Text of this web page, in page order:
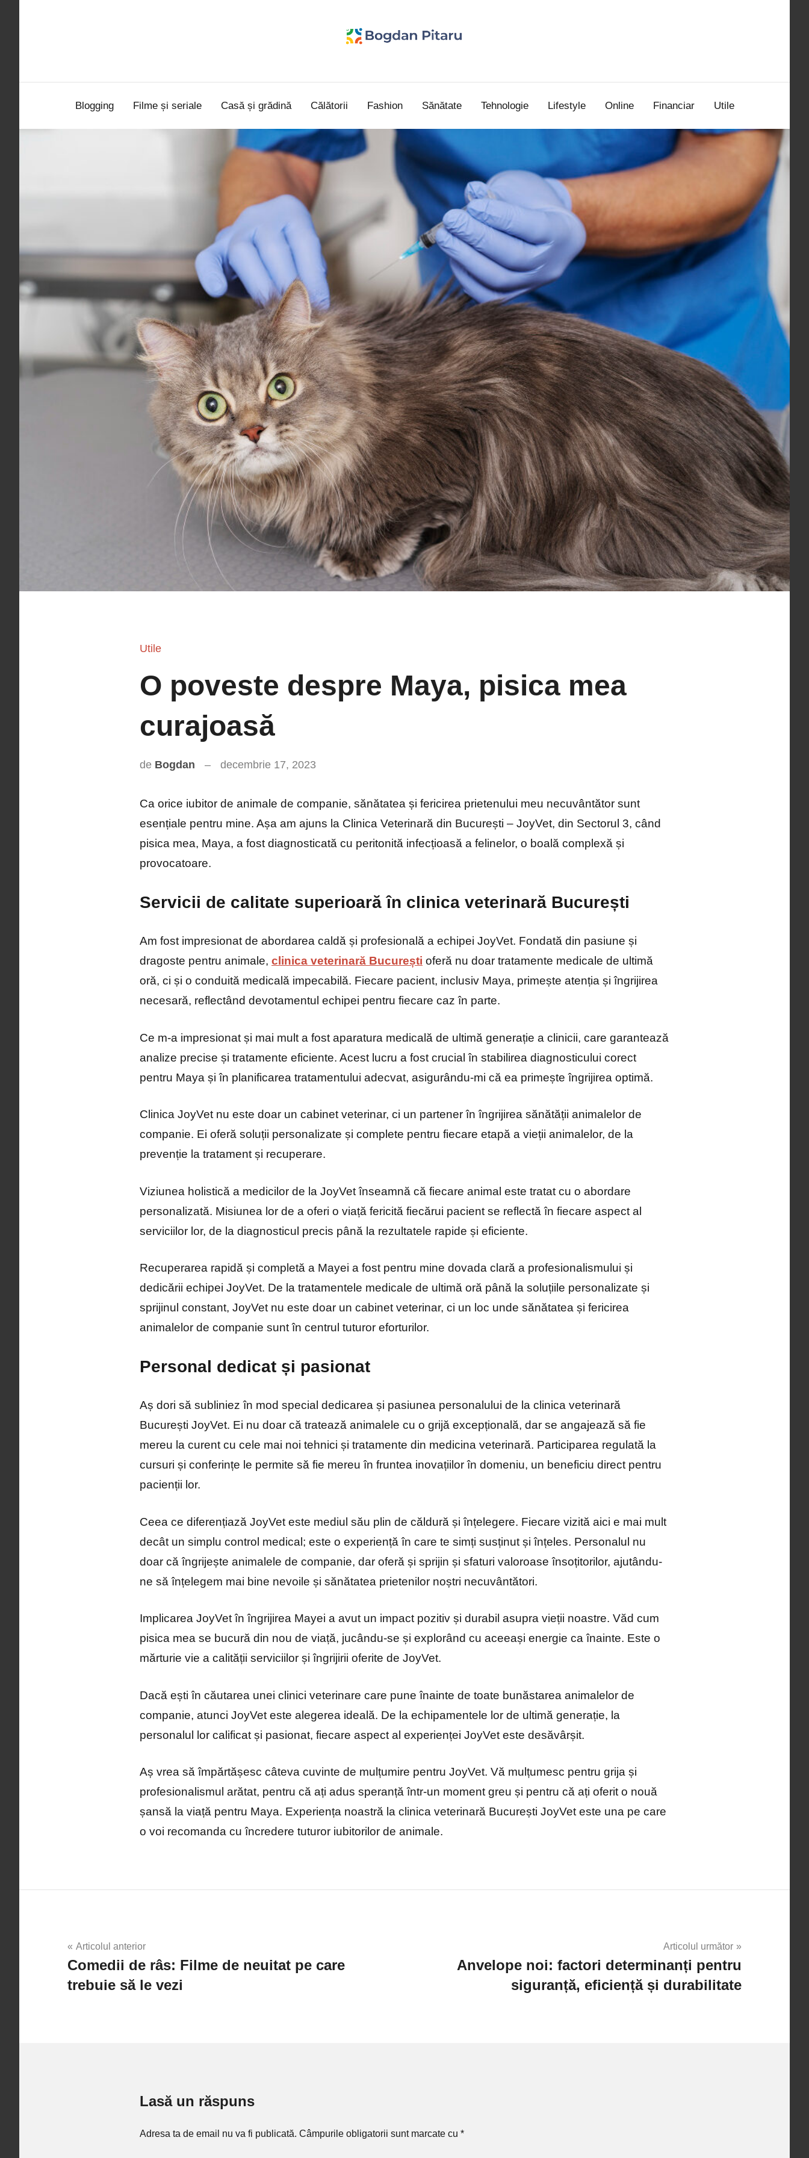
Pitaru
personal
Blogging
Filme și seriale Casă și grădină Călătorii Fashion Sănătate Tehnologie Lifestyle Online Financiar Utile
Utile
O poveste despre Maya, pisica mea
curajoasă
de Bogdan decembrie 17, 2023
Ca orice iubitor de animale de companie, sănătatea și fericirea prietenului meu necuvântător sunt
esențiale pentru mine. Așa am ajuns la Clinica Veterinară din București – JoyVet, din Sectorul 3, când
pisica mea, Maya, a fost diagnosticată cu peritonită infecțioasă a felinelor, o boală complexă și
provocatoare.
Servicii de calitate superioară în clinica veterinară București
Am fost impresionat de abordarea caldă și profesională a echipei JoyVet. Fondată din pasiune și
dragoste pentru animale, clinica veterinară București oferă nu doar tratamente medicale de ultimă
oră, ci și o conduită medicală impecabilă. Fiecare pacient, inclusiv Maya, primește atenția și îngrijirea
necesară, reflectând devotamentul echipei pentru fiecare caz în parte.
Ce m-a impresionat și mai mult a fost aparatura medicală de ultimă generație a clinicii, care garantează
analize precise și tratamente eficiente. Acest lucru a fost crucial în stabilirea diagnosticului corect
pentru Maya și în planificarea tratamentului adecvat, asigurându-mi că ea primește îngrijirea optimă.
Clinica JoyVet nu este doar un cabinet veterinar, ci un partener în îngrijirea sănătății animalelor de
companie. Ei oferă soluții personalizate și complete pentru fiecare etapă a vieții animalelor, de la
prevenție la tratament și recuperare.
Viziunea holistică a medicilor de la JoyVet înseamnă că fiecare animal este tratat cu o abordare
personalizată. Misiunea lor de a oferi o viață fericită fiecărui pacient se reflectă în fiecare aspect al
serviciilor lor, de la diagnosticul precis până la rezultatele rapide și eficiente.
Recuperarea rapidă și completă a Mayei a fost pentru mine dovada clară a profesionalismului și
dedicării echipei JoyVet. De la tratamentele medicale de ultimă oră până la soluțiile personalizate și
sprijinul constant, JoyVet nu este doar un cabinet veterinar, ci un loc unde sănătatea și fericirea
animalelor de companie sunt în centrul tuturor eforturilor.
Personal dedicat și pasionat
Aș dori să subliniez în mod special dedicarea și pasiunea personalului de la clinica veterinară
București JoyVet. Ei nu doar că tratează animalele cu o grijă excepțională, dar se angajează să fie
mereu la curent cu cele mai noi tehnici și tratamente din medicina veterinară. Participarea regulată la
cursuri și conferințe le permite să fie mereu în fruntea inovațiilor în domeniu, un beneficiu direct pentru
pacienții lor.
Ceea ce diferențiază JoyVet este mediul său plin de căldură și înțelegere. Fiecare vizită aici e mai mult
decât un simplu control medical; este o experiență în care te simți susținut și înțeles. Personalul nu
doar că îngrijește animalele de companie, dar oferă și sprijin și sfaturi valoroase însoțitorilor, ajutându-
ne să înțelegem mai bine nevoile și sănătatea prietenilor noștri necuvântători.
Implicarea JoyVet în îngrijirea Mayei a avut un impact pozitiv și durabil asupra vieții noastre. Văd cum
pisica mea se bucură din nou de viață, jucându-se și explorând cu aceeași energie ca înainte. Este o
mărturie vie a calității serviciilor și îngrijirii oferite de JoyVet.
Dacă ești în căutarea unei clinici veterinare care pune înainte de toate bunăstarea animalelor de
companie, atunci JoyVet este alegerea ideală. De la echipamentele lor de ultimă generație, la
personalul lor calificat și pasionat, fiecare aspect al experienței JoyVet este desăvârșit.
Aș vrea să împărtășesc câteva cuvinte de mulțumire pentru JoyVet. Vă mulțumesc pentru grija și
profesionalismul arătat, pentru că ați adus speranță într-un moment greu și pentru că ați oferit o nouă
șansă la viață pentru Maya. Experiența noastră la clinica veterinară București JoyVet este una pe care
o voi recomanda cu încredere tuturor iubitorilor de animale.
Navigare
în
articole
Articolul anterior
Comedii de râs: Filme de neuitat pe care
trebuie să le vezi
Articolul următor
Anvelope noi: factori determinanți pentru
siguranță, eficiență și durabilitate
Lasă un răspuns
Adresa ta de email nu va fi publicată. Câmpurile obligatorii sunt marcate cu *